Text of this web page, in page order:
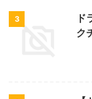
3
ド
ク